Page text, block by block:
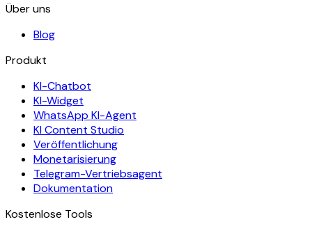
Über uns
Blog
Produkt
KI-Chatbot
KI-Widget
WhatsApp KI-Agent
KI Content Studio
Veröffentlichung
Monetarisierung
Telegram-Vertriebsagent
Dokumentation
Kostenlose Tools